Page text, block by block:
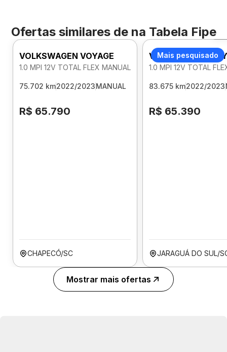
Ofertas similares de na Tabela Fipe
VOLKSWAGEN VOYAGE
1.0 MPI 12V TOTAL FLEX MANUAL
75.702 km2022/2023MANUAL
R$ 65.790
CHAPECÓ/SC
Mais pesquisado
VOLKSWAGEN
1.0 MPI 12V TOTAL
83.675 km2022/2023
R$ 65.390
JARAGUÁ DO SUL/
Mostrar mais ofertas